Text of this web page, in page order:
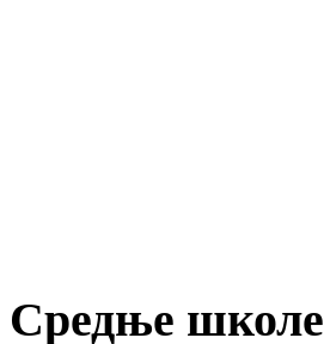
Средње школе